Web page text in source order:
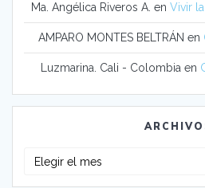
Ma. Angélica Riveros A. en Vivir
AMPARO MONTES BELTRÁN en
Luzmarina. Cali - Colombia en